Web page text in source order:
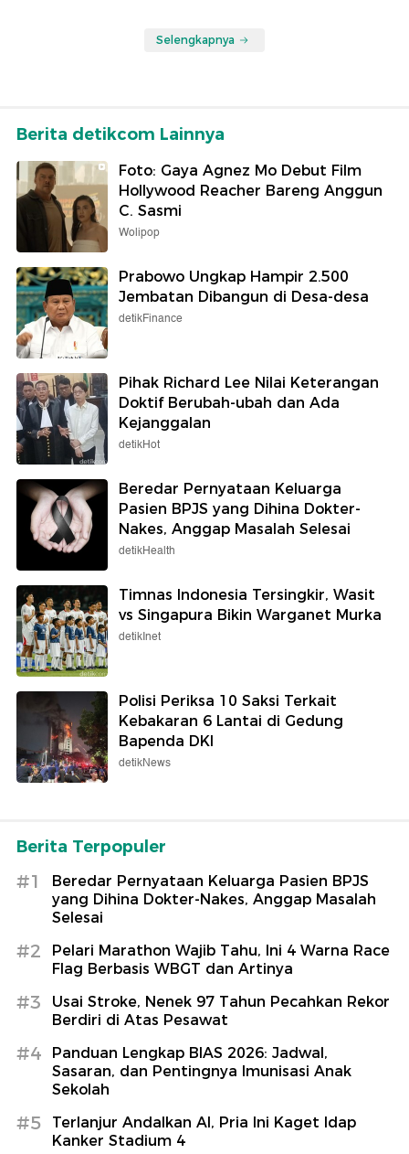
Selengkapnya
Berita detikcom Lainnya
Foto: Gaya Agnez Mo Debut Film
Hollywood Reacher Bareng Anggun
C. Sasmi
Wolipop
Prabowo Ungkap Hampir 2.500
Jembatan Dibangun di Desa-desa
detikFinance
Pihak Richard Lee Nilai Keterangan
Doktif Berubah-ubah dan Ada
Kejanggalan
detikHot
Beredar Pernyataan Keluarga
Pasien BPJS yang Dihina Dokter-
Nakes, Anggap Masalah Selesai
detikHealth
Timnas Indonesia Tersingkir, Wasit
vs Singapura Bikin Warganet Murka
detikInet
Polisi Periksa 10 Saksi Terkait
Kebakaran 6 Lantai di Gedung
Bapenda DKI
detikNews
Berita Terpopuler
#1
Beredar Pernyataan Keluarga Pasien BPJS
yang Dihina Dokter-Nakes, Anggap Masalah
Selesai
#2
Pelari Marathon Wajib Tahu, Ini 4 Warna Race
Flag Berbasis WBGT dan Artinya
#3
Usai Stroke, Nenek 97 Tahun Pecahkan Rekor
Berdiri di Atas Pesawat
#4
Panduan Lengkap BIAS 2026: Jadwal,
Sasaran, dan Pentingnya Imunisasi Anak
Sekolah
#5
Terlanjur Andalkan AI, Pria Ini Kaget Idap
Kanker Stadium 4